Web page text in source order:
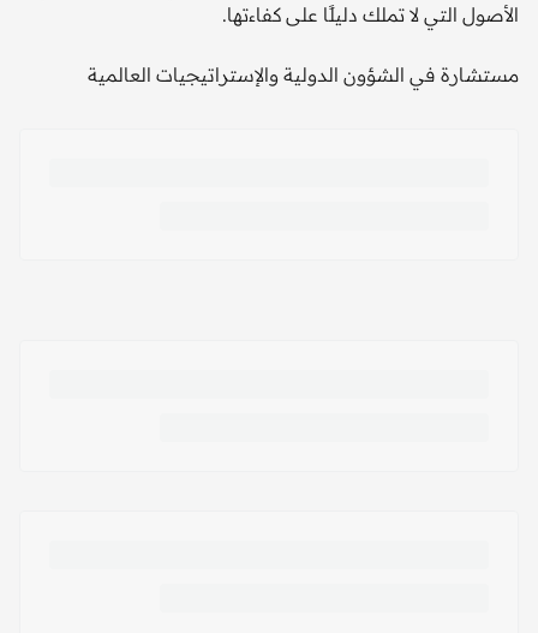
الأصول التي لا تملك دليلًا على كفاءتها.
مستشارة في الشؤون الدولية والإستراتيجيات العالمية